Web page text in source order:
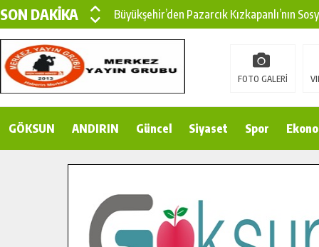
SON DAKİKA
Büyükşehir’den Pazarcık Kızkapanlı’nın
Büyükşehir’den Pazarcık Kırsalına Modern
Çin’den KSÜ’ye Uluslararası Başarı:
Gençler Pusula Maraş Kampında Yeni
İlçe Jandarma Komutanı Karakaya’dan
Bertiz’in Yeni Köprüsünde Sona Doğru.
FOTO GALERİ
GÖKSUN ANDIRIN Güncel Siyaset Spor